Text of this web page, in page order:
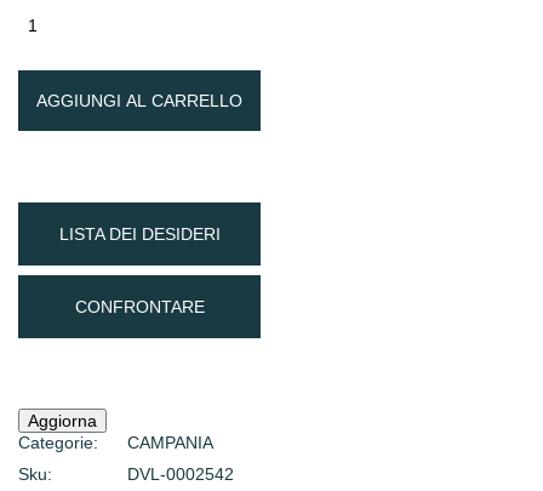
AGGIUNGI AL CARRELLO
LISTA DEI DESIDERI
CONFRONTARE
Categorie:
CAMPANIA
Sku:
DVL-0002542